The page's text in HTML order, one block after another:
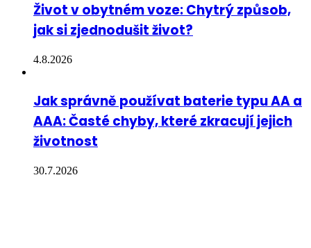
Život v obytném voze: Chytrý způsob,
jak si zjednodušit život?
4.8.2026
Jak správně používat baterie typu AA a
AAA: Časté chyby, které zkracují jejich
životnost
30.7.2026